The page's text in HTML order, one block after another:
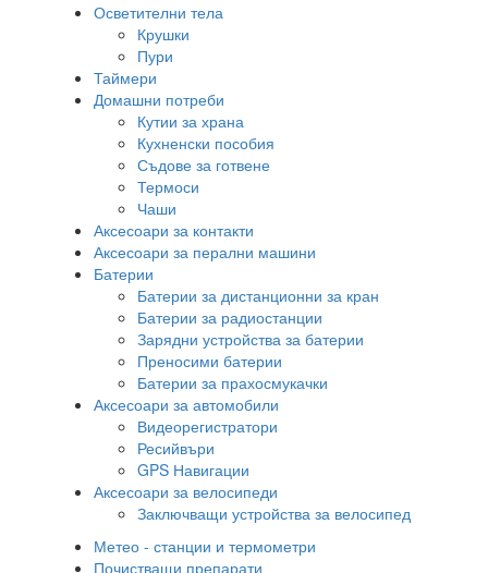
Осветителни тела
Крушки
Пури
Таймери
Домашни потреби
Кутии за храна
Кухненски пособия
Съдове за готвене
Термоси
Чаши
Аксесоари за контакти
Аксесоари за перални машини
Батерии
Батерии за дистанционни за кран
Батерии за радиостанции
Зарядни устройства за батерии
Преносими батерии
Батерии за прахосмукачки
Аксесоари за автомобили
Видеорегистратори
Ресийвъри
GPS Навигации
Аксесоари за велосипеди
Заключващи устройства за велосипед
Метео - станции и термометри
Почистващи препарати